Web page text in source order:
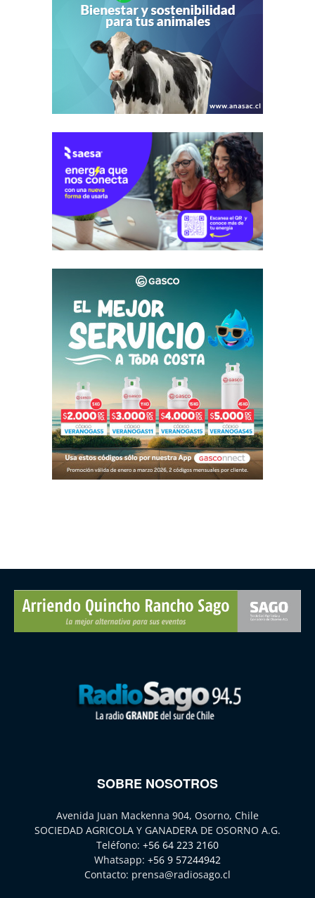
SOBRE NOSOTROS
Avenida Juan Mackenna 904, Osorno, Chile
SOCIEDAD AGRICOLA Y GANADERA DE OSORNO A.G.
Teléfono: +56 64 223 2160
Whatsapp: +56 9 57244942
Contacto: prensa@radiosago.cl